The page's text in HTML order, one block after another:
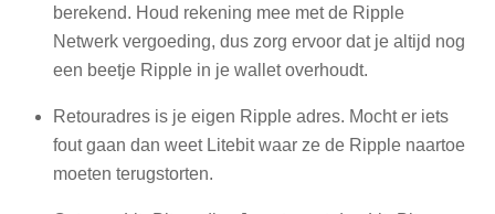
berekend. Houd rekening mee met de Ripple
Netwerk vergoeding, dus zorg ervoor dat je altijd nog
een beetje Ripple in je wallet overhoudt.
Retouradres is je eigen Ripple adres. Mocht er iets
fout gaan dan weet Litebit waar ze de Ripple naartoe
moeten terugstorten.